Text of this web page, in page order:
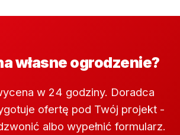
własne ogrodzenie?
w 24 godziny. Doradca
ofertę pod Twój projekt -
albo wypełnić formularz.